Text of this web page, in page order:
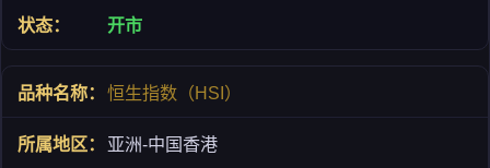
开市
恒生指数（HSI）
亚洲-中国香港